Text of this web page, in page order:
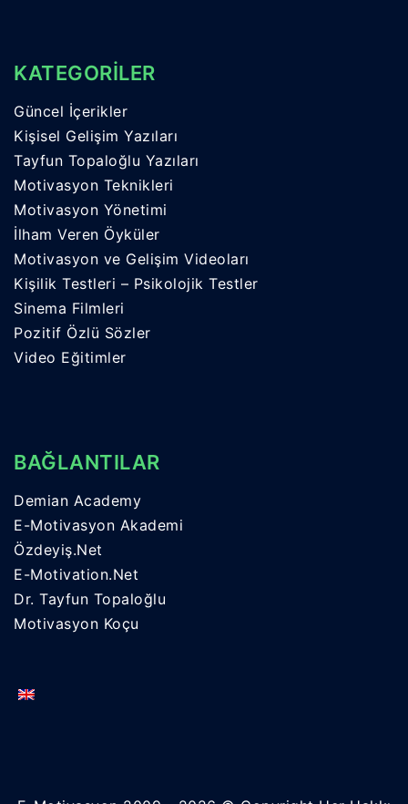
KATEGORİLER
Güncel İçerikler
Kişisel Gelişim Yazıları
Tayfun Topaloğlu Yazıları
Motivasyon Teknikleri
Motivasyon Yönetimi
İlham Veren Öyküler
Motivasyon ve Gelişim Videoları
Kişilik Testleri – Psikolojik Testler
Sinema Filmleri
Pozitif Özlü Sözler
Video Eğitimler
BAĞLANTILAR
Demian Academy
E-Motivasyon Akademi
Özdeyiş.Net
E-Motivation.Net
Dr. Tayfun Topaloğlu
Motivasyon Koçu